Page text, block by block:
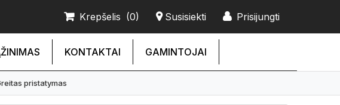
Prisijungti
Susisiekti
Krepšelis (0)
KONTAKTAI GAMINTOJAI
pristatymas